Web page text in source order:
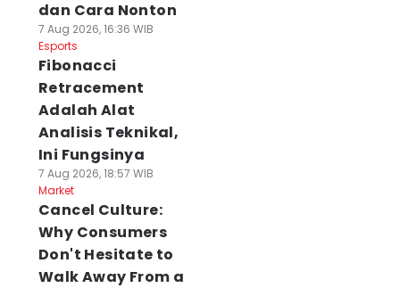
dan Cara Nonton
7 Aug 2026, 16:36 WIB
Esports
Fibonacci
Retracement
Adalah Alat
Analisis Teknikal,
Ini Fungsinya
7 Aug 2026, 18:57 WIB
Market
Cancel Culture:
Why Consumers
Don't Hesitate to
Walk Away From a